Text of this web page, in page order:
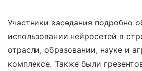
Участники заседания подробно
использовании нейросетей в
отрасли, образовании, науке и
комплексе. Также были